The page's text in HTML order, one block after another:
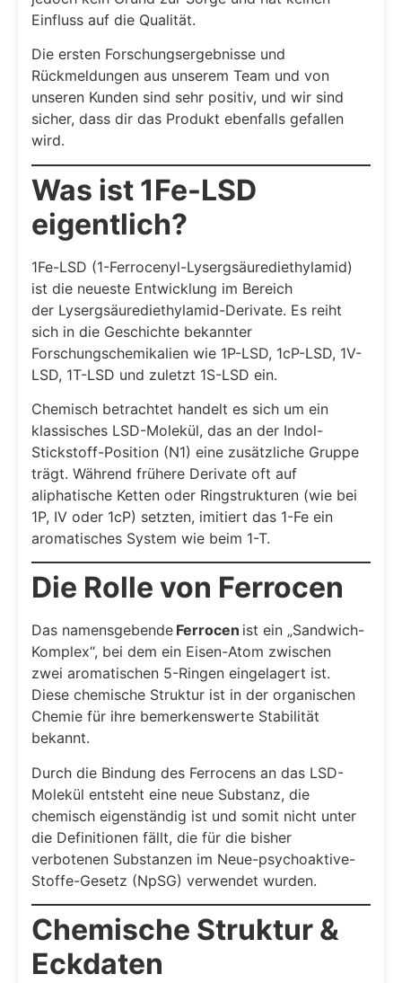
Einfluss auf die Qualität.
Die ersten Forschungsergebnisse und
Rückmeldungen aus unserem Team und von
unseren Kunden sind sehr positiv, und wir sind
sicher, dass dir das Produkt ebenfalls gefallen
wird.
Was ist 1Fe-LSD
eigentlich?
1Fe-LSD (1-Ferrocenyl-Lysergsäurediethylamid)
ist die neueste Entwicklung im Bereich
der Lysergsäurediethylamid-Derivate. Es reiht
sich in die Geschichte bekannter
Forschungschemikalien wie 1P-LSD, 1cP-LSD, 1V-
LSD, 1T-LSD und zuletzt 1S-LSD ein.
Chemisch betrachtet handelt es sich um ein
klassisches LSD-Molekül, das an der Indol-
Stickstoff-Position (N1) eine zusätzliche Gruppe
trägt. Während frühere Derivate oft auf
aliphatische Ketten oder Ringstrukturen (wie bei
1P, IV oder 1cP) setzten, imitiert das 1-Fe ein
aromatisches System wie beim 1-T.
Die Rolle von Ferrocen
Das namensgebende Ferrocen ist ein „Sandwich-
Komplex“, bei dem ein Eisen-Atom zwischen
zwei aromatischen 5-Ringen eingelagert ist.
Diese chemische Struktur ist in der organischen
Chemie für ihre bemerkenswerte Stabilität
bekannt.
Durch die Bindung des Ferrocens an das LSD-
Molekül entsteht eine neue Substanz, die
chemisch eigenständig ist und somit nicht unter
die Definitionen fällt, die für die bisher
verbotenen Substanzen im Neue-psychoaktive-
Stoffe-Gesetz (NpSG) verwendet wurden.
Chemische Struktur &
Eckdaten